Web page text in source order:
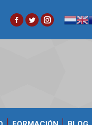
Facebook
TwitterInstagram